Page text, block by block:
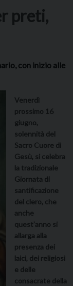
preti,
con inizio alle
Venerdì
prossimo 16
giugno,
solennità del
Sacro Cuore di
Gesù, si celebra
la tradizionale
Giornata di
santificazione
del clero, che
anche
quest’anno si
allarga alla
presenza dei
laici, dei religiosi
e delle
consacrate della